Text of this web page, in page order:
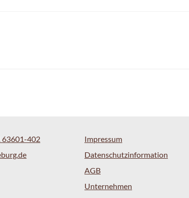
63601-402
Impressum
Datenschutzinformation
AGB
Unternehmen